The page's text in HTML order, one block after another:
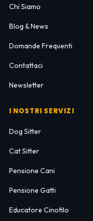
Chi Siamo
Blog & News
Domande Frequenti
Contattaci
Newsletter
I NOSTRI SERVIZI
Dog Sitter
Cat Sitter
Pensione Cani
Pensione Gatti
Educatore Cinofilo